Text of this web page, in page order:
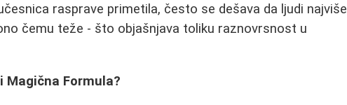
rasprave primetila, često se dešava da ljudi najviše
čemu teže - što objašnjava toliku raznovrsnost u
Magična Formula?